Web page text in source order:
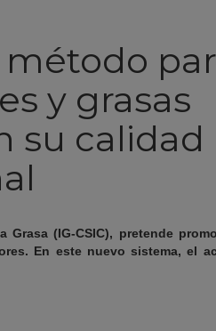
y grasas
su calidad
(IG-CSIC), pretende
En este nuevo sistema, el